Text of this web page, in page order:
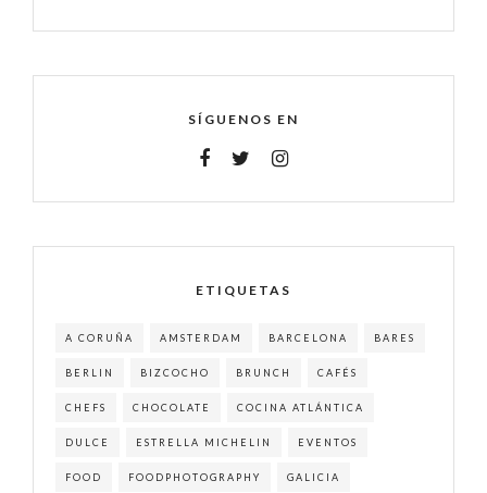
SÍGUENOS EN
ETIQUETAS
A CORUÑA AMSTERDAM BARCELONA BARES
BERLIN BIZCOCHO BRUNCH CAFÉS
CHEFS CHOCOLATE COCINA ATLÁNTICA
DULCE ESTRELLA MICHELIN EVENTOS
FOOD FOODPHOTOGRAPHY GALICIA